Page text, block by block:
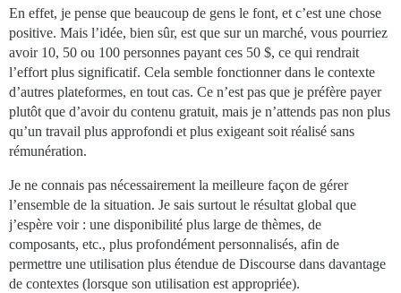
En effet, je pense que beaucoup de gens le font, et c’est une chose
positive. Mais l’idée, bien sûr, est que sur un marché, vous pourriez
avoir 10, 50 ou 100 personnes payant ces 50 $, ce qui rendrait
l’effort plus significatif. Cela semble fonctionner dans le contexte
d’autres plateformes, en tout cas. Ce n’est pas que je préfère payer
plutôt que d’avoir du contenu gratuit, mais je n’attends pas non plus
qu’un travail plus approfondi et plus exigeant soit réalisé sans
rémunération.
Je ne connais pas nécessairement la meilleure façon de gérer
l’ensemble de la situation. Je sais surtout le résultat global que
j’espère voir : une disponibilité plus large de thèmes, de
composants, etc., plus profondément personnalisés, afin de
permettre une utilisation plus étendue de Discourse dans davantage
de contextes (lorsque son utilisation est appropriée).